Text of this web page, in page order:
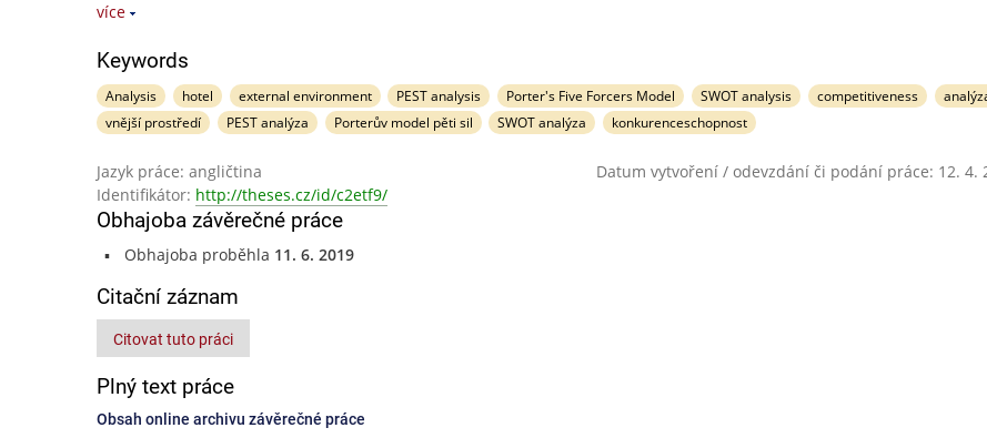
více
Keywords
Analysis hotel external environment PEST analysis Porter's Five Forcers Model SWOT analysis competitiveness
vnější prostředí
PEST analýza Porterův model pěti sil SWOT analýza konkurenceschopnost
Jazyk práce: angličtina
Datum vytvoření / odevzdání či podání práce: 12. 4.
Identifikátor: http://theses.cz/id/c2etf9/
Obhajoba závěrečné práce
Obhajoba proběhla 11. 6. 2019
Citační záznam
Citovat tuto práci
Plný text práce
Obsah online archivu závěrečné práce